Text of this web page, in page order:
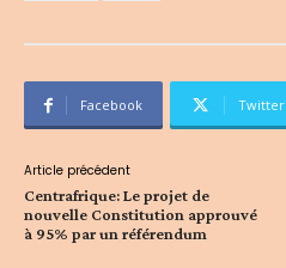
Facebook Twitter
Article précédent
Centrafrique: Le projet de
nouvelle Constitution approuvé
à 95% par un référendum